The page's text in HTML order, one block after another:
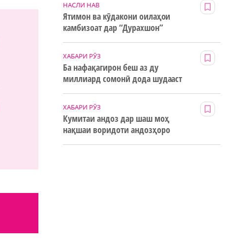
НАСЛИ НАВ
Ятимон ва кӯдакони оилаҳои
камбизоат дар “Дурахшон”
ХАБАРИ РӮЗ
Ба нафақагирон беш аз ду
миллиард сомонӣ дода шудааст
ХАБАРИ РӮЗ
Кумитаи андоз дар шаш моҳ
нақшаи воридоти андозҳоро